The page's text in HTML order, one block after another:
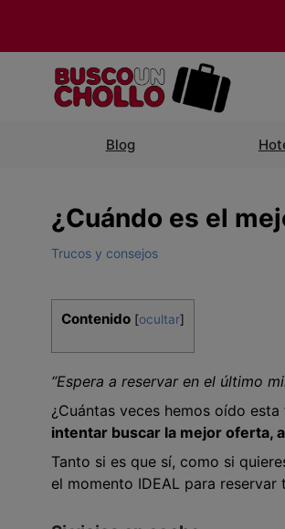
Blog
¿Cuándo es el
Trucos y consejos
Contenido [ocultar]
“Espera a reservar en el último
¿Cuántas veces hemos oído
intentar buscar la mejor oferta,
Tanto si es que sí, como si
el momento IDEAL para reservar